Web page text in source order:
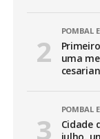
POMBAL
uma
POMBAL
Cidade